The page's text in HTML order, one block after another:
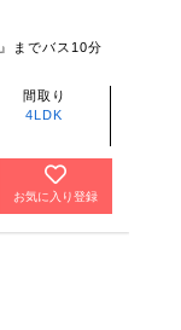
までバス10分
間取り
4LDK
お気に入り登録